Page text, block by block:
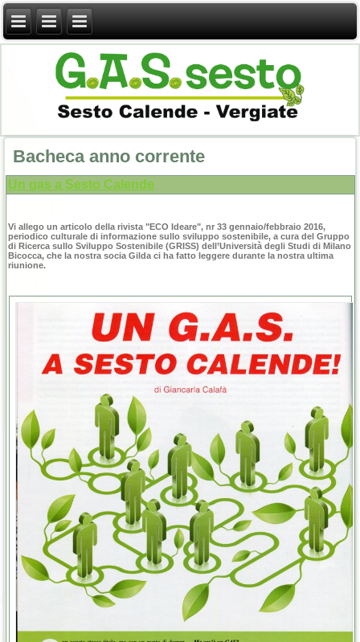
Bacheca anno corrente
Un gas a Sesto Calende
Vi allego un articolo della rivista "ECO Ideare", nr 33 gennaio/febbraio 2016,
periodico culturale di informazione sullo sviluppo sostenibile, a cura del Gruppo
di Ricerca sullo Sviluppo Sostenibile (GRISS) dell’Università degli Studi di Milano
Bicocca, che la nostra socia Gilda ci ha fatto leggere durante la nostra ultima
riunione.